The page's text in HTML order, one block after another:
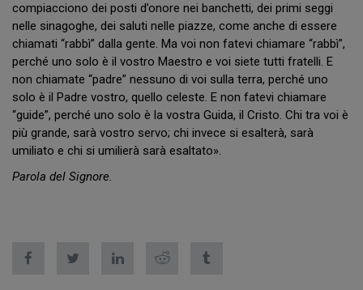
compiacciono dei posti d’onore nei banchetti, dei primi seggi
nelle sinagoghe, dei saluti nelle piazze, come anche di essere
chiamati “rabbì” dalla gente. Ma voi non fatevi chiamare “rabbì”,
perché uno solo è il vostro Maestro e voi siete tutti fratelli. E
non chiamate “padre” nessuno di voi sulla terra, perché uno
solo è il Padre vostro, quello celeste. E non fatevi chiamare
“guide”, perché uno solo è la vostra Guida, il Cristo. Chi tra voi è
più grande, sarà vostro servo; chi invece si esalterà, sarà
umiliato e chi si umilierà sarà esaltato».
Parola del Signore.